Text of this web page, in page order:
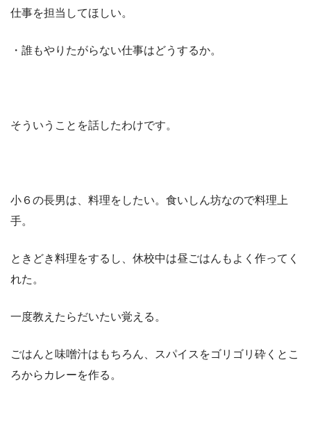
仕事を担当してほしい。
・誰もやりたがらない仕事はどうするか。
そういうことを話したわけです。
小６の長男は、料理をしたい。食いしん坊なので料理上
手。
ときどき料理をするし、休校中は昼ごはんもよく作ってく
れた。
一度教えたらだいたい覚える。
ごはんと味噌汁はもちろん、スパイスをゴリゴリ砕くとこ
ろからカレーを作る。